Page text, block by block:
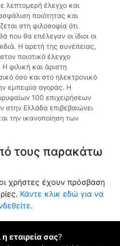
λεπτομερή έλεγχο και
ποιότητας και
στη φιλοσοφία ότι
που θα επέλεγαν οι ίδιοι οι
Η αρετή της συνέπειας,
ποιοτικό έλεγχο
φιλική και άριστη
όσο και στο ηλεκτρονικό
εμπειρία αγοράς. Η
100 επιχειρήσεων
στην Ελλάδα επιβεβαιώνει
την ικανοποίηση των
τους παρακάτω
χρήστες έχουν πρόσβαση
Κάντε κλικ εδώ για να
εταιρεία σας?